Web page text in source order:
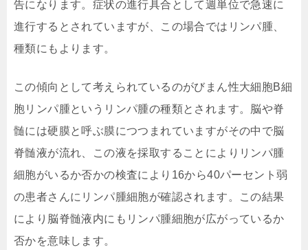
告になります。症状の進行具合として週単位で急速に
進行するとされていますが、この場合ではリンパ腫、
種類にもよります。
この傾向として考えられているのがびまん性大細胞B細
胞リンパ腫というリンパ腫の種類とされます。脳や脊
髄には硬膜と呼ぶ膜につつまれていますがその中で脳
脊髄液が流れ、この液を採取することによりリンパ腫
細胞がいるか否かの検査により16から40パーセント弱
の患者さんにリンパ腫細胞が確認されます。この結果
により脳脊髄液内にもリンパ腫細胞が広がっているか
否かを意味します。